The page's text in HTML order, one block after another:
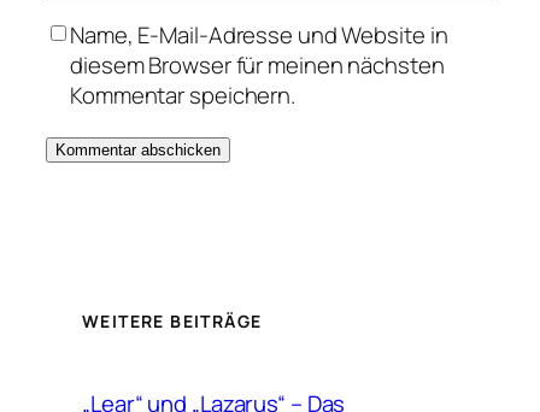
Name, E-Mail-Adresse und Website in
diesem Browser für meinen nächsten
Kommentar speichern.
WEITERE BEITRÄGE
„Lear“ und „Lazarus“ – Das